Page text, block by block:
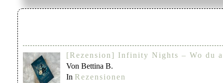
[Rezension] Infinity Nights – Wo du
Von Bettina B.
In Rezensionen